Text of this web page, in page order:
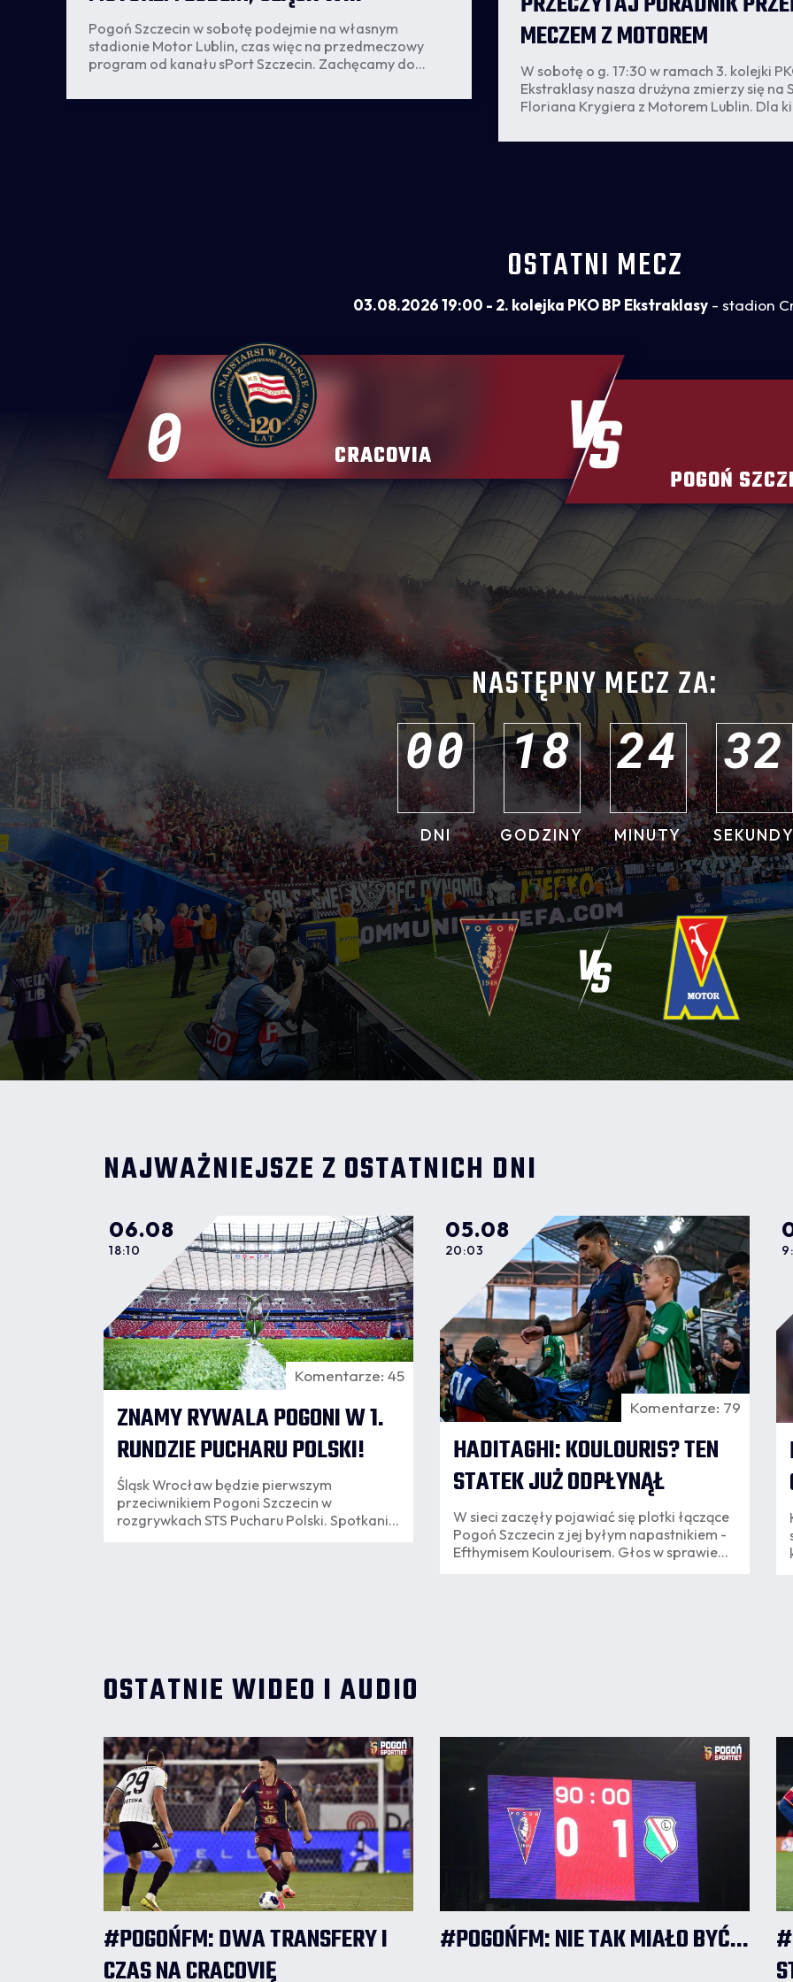
PUCHARZE, EKSPERT W TOP 10
FANTASY EKSTRAKLASY [WIDEO]
Pogoń Szczecin w sobotę podejmie na własnym
stadionie Motor Lublin, czas więc na przedmeczowy
program od kanału sPort Szczecin. Zachęcamy do
MECZEM Z MOTOREM
W sobotę o g. 17:30 w ramach 3. kolejki
Ekstraklasy nasza drużyna zmierzy się na
Floriana Krygiera z Motorem Lublin. Dla
informacji organizacyjnych.
OSTATNI MECZ
03.08.2026 19:00 - 2. kolejka PKO BP Ekstraklasy - stadion
0 CRACOVIA
POGOŃ
NASTĘPNY MECZ ZA:
00
DNI
18
GODZINY
24
MINUTY
30
NAJWAŻNIEJSZE Z OSTATNICH DNI
06.08
18:10
Komentarze: 45
ZNAMY RYWALA POGONI W 1.
RUNDZIE PUCHARU POLSKI!
Śląsk Wrocław będzie pierwszym
przeciwnikiem Pogoni Szczecin w
rozgrywkach STS Pucharu Polski. Spotkanie
05.08
20:03
Komentarze: 79
HADITAGHI: KOULOURIS? TEN
STATEK JUŻ ODPŁYNĄŁ
W sieci zaczęły pojawiać się plotki łączące
Pogoń Szczecin z jej byłym napastnikiem -
Efthymisem Koulourisem. Głos w sprawie
OSTATNIE WIDEO I AUDIO
#POGOŃFM: DWA TRANSFERY I
CZAS NA CRACOVIĘ
#POGOŃFM: NIE TAK MIAŁO BYĆ...